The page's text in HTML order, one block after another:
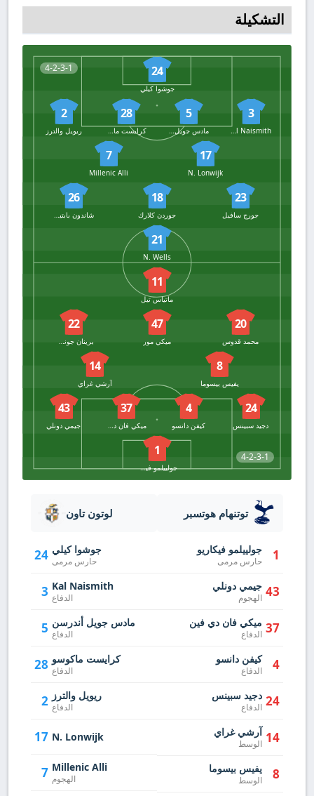
التشكيلة
4-2-3-1 24
جوشوا كيلي
3
Kal Naismith
5
مادس جويل أندرسن
28
كرايست ماكوسو
2
ريويل والترز
17
N. Lonwijk
7
Millenic Alli
23
جورج سافيل
18
جوردن كلارك
26
شاندون بابتيستي
21
N. Wells
4-2-3-1
11
ماتياس تيل
20
محمد قدوس
47
ميكي مور
22
برينان جونسون
8
يفيس بيسوما
14
آرشي غراي
24
دجيد سبينس
4
كيفن دانسو
37
ميكي فان دي فين
43
جيمي دونلي
1
جولييلمو فيكاريو
لوتون تاون
24 جوشوا كيلي
حارس مرمى
3 Kal Naismith
الدفاع
5 مادس جويل أندرسن
الدفاع
28 كرايست ماكوسو
الدفاع
2 ريويل والترز
الدفاع
17 N. Lonwijk
7 Millenic Alli
الهجوم
توتنهام هوتسبر
1 جولييلمو فيكاريو
حارس مرمى
43 جيمي دونلي
الهجوم
37 ميكي فان دي فين
الدفاع
4 كيفن دانسو
الدفاع
24 دجيد سبينس
الدفاع
14 آرشي غراي
الوسط
8 يفيس بيسوما
الوسط